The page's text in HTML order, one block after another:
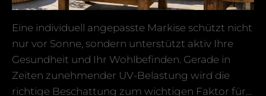
Eine individuell angepasste Markise schützt nicht
nur vor Sonne, sondern unterstützt aktiv Ihre
Gesundheit und Ihr Wohlbefinden. Gerade in
Zeiten zunehmender UV-Belastung wird die
richtige Beschattung zum wichtigen Faktor für…